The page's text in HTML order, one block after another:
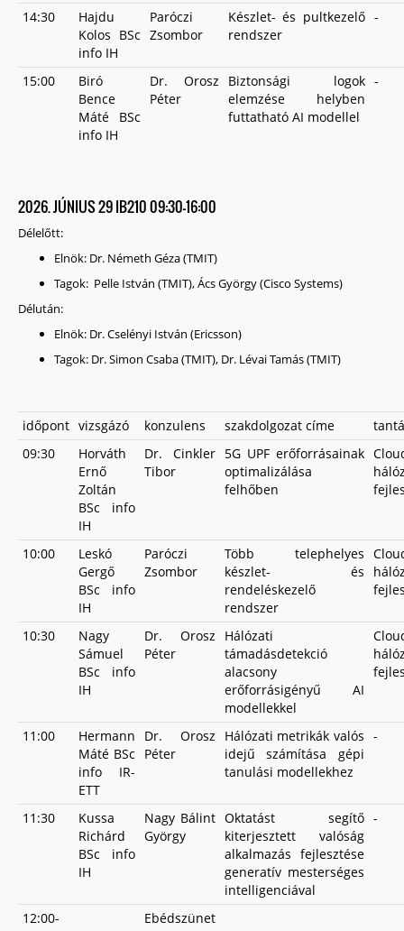
14:30
Hajdu
Kolos BSc
info IH
Paróczi
Zsombor
Készlet- és pultkezelő
rendszer
-
15:00
Biró
Bence
Máté BSc
info IH
Dr. Orosz
Péter
Biztonsági logok
elemzése helyben
futtatható AI modellel
-
2026. JÚNIUS 29 IB210 09:30-16:00
Délelőtt:
Elnök: Dr. Németh Géza (TMIT)
Tagok: Pelle István (TMIT), Ács György (Cisco Systems)
Délután:
Elnök: Dr. Cselényi István (Ericsson)
Tagok: Dr. Simon Csaba (TMIT), Dr. Lévai Tamás (TMIT)
időpont vizsgázó konzulens szakdolgozat címe
09:30
Horváth
Ernő
Zoltán
BSc info
IH
Dr. Cinkler
Tibor
5G UPF erőforrásainak
optimalizálása
felhőben
10:00
Leskó
Gergő
BSc info
IH
Paróczi
Zsombor
Több telephelyes
készlet- és
rendeléskezelő
rendszer
10:30
Nagy
Sámuel
BSc info
IH
Dr. Orosz
Péter
Hálózati
támadásdetekció
alacsony
erőforrásigényű AI
modellekkel
11:00
Hermann
Máté BSc
info IR-
ETT
Dr. Orosz
Péter
Hálózati metrikák valós
idejű számítása gépi
tanulási modellekhez
-
11:30
Kussa
Richárd
BSc info
IH
Nagy Bálint
György
Oktatást segítő
kiterjesztett valóság
alkalmazás fejlesztése
generatív mesterséges
intelligenciával
-
12:00-
Ebédszünet